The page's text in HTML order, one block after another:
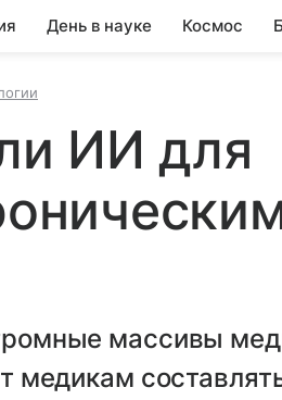
День в науке Космос
ИИ для
массивы
медикам